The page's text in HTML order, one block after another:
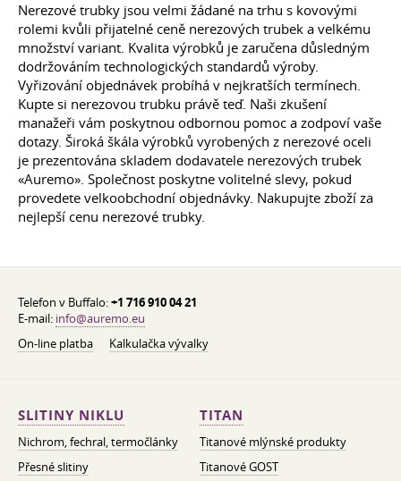
Nerezové trubky jsou velmi žádané na trhu s kovovými
rolemi kvůli přijatelné ceně nerezových trubek a velkému
množství variant. Kvalita výrobků je zaručena důsledným
dodržováním technologických standardů výroby.
Vyřizování objednávek probíhá v nejkratších termínech.
Kupte si nerezovou trubku právě teď. Naši zkušení
manažeři vám poskytnou odbornou pomoc a zodpoví vaše
dotazy. Široká škála výrobků vyrobených z nerezové oceli
je prezentována skladem dodavatele nerezových trubek
«Auremo». Společnost poskytne volitelné slevy, pokud
provedete velkoobchodní objednávky. Nakupujte zboží za
nejlepší cenu nerezové trubky.
Telefon v Buffalo:+1 716 910 04 21
E-mail: info@auremo.eu
On-line platba
Kalkulačka vývalky
SLITINY NIKLU
Nichrom, fechral, termočlánky
Přesné slitiny
TITAN
Titanové mlýnské produkty
Titanové GOST